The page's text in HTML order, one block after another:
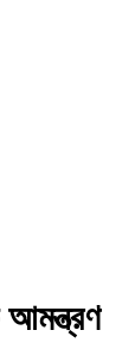
আমন্ত্রণ